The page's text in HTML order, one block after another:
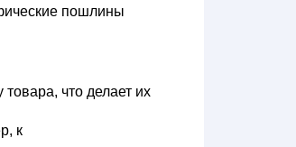
пошлины
что делает их
к